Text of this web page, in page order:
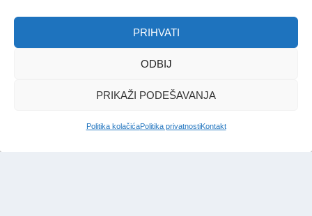
PRIHVATI
ODBIJ
PRIKAŽI PODEŠAVANJA
Politika kolačićaPolitika privatnostiKontakt